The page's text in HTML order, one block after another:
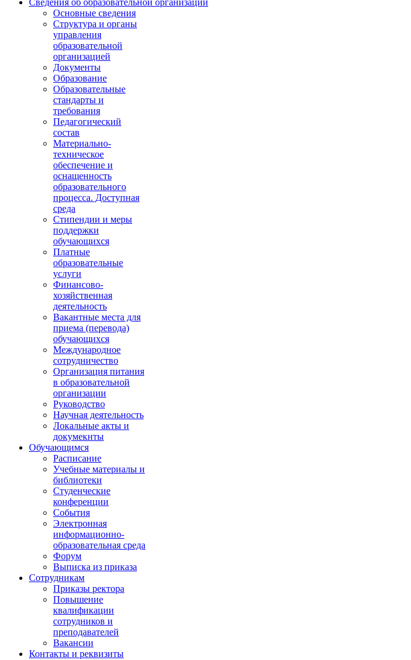
Сведения об образовательной организации
Основные сведения
Структура и органы
управления
образовательной
организацией
Документы
Образование
Образовательные
стандарты и
требования
Педагогический
состав
Материально-
техническое
обеспечение и
оснащенность
образовательного
процесса. Доступная
среда
Стипендии и меры
поддержки
обучающихся
Платные
образовательные
услуги
Финансово-
хозяйственная
деятельность
Вакантные места для
приема (перевода)
обучающихся
Международное
сотрудничество
Организация питания
в образовательной
организации
Руководство
Научная деятельность
Локальные акты и
докумекнты
Обучающимся
Расписание
Учебные материалы и
библиотеки
Студенческие
конференции
События
Электронная
информационно-
образовательная среда
Форум
Выписка из приказа
Сотрудникам
Приказы ректора
Повышение
квалификации
сотрудников и
преподавателей
Вакансии
Контакты и реквизиты